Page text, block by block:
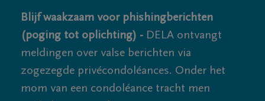
Blijf waakzaam voor phishingberichten
(poging tot oplichting) - DELA ontvangt
meldingen over valse berichten via
zogezegde privécondoléances. Onder het
mom van een condoléance tracht men